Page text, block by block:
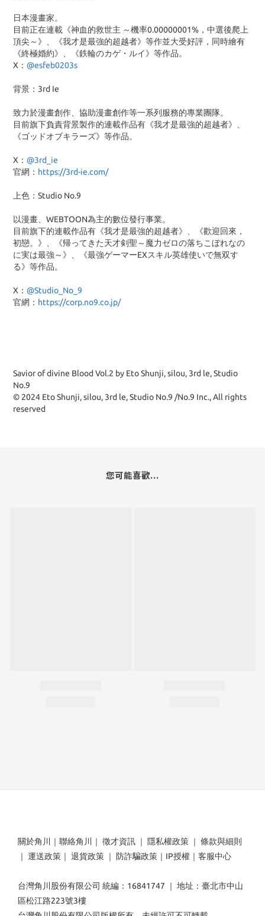
日本漫畫家。
目前正在連載《神血的救世主 ～機率0.00000001%，中選後爬上
頂尖～》、《我才是最強的超越者》等作並大受好評，同時繪有
《終極婚約》、《鉄輪のカゲ・ルイ》等作品。
X： @esfeb0203s
背景：3rd Ie
致力於漫畫創作、協助漫畫創作等一系列服務的專業團隊。
目前旗下負責背景製作的連載作品有《我才是最強的超越者》、
《ゴッドオブキラーズ》等作品。
X： @3rd_ie
官網： https://3rd-ie.com/
上色：Studio No.9
以漫畫、WEBTOON為主的數位發行事業。
目前旗下的連載作品有《我才是最強的超越者》、《歡迎回來，
初戀。》、《帰ってきた天才剣聖～魔力ゼロの落ちこぼれなの
に実は最強～》、《最強ゲーマーEXスキル英雄使いで無双す
る》等作品。
X： @Studio_No_9
官網： https://corp.no9.co.jp/
Savior of divine Blood Vol.2 by Eto Shunji, silou, 3rd le, Studio
No.9
© 2024 Eto Shunji, silou, 3rd le, Studio No.9 /No.9 Inc., All rights
reserved
您可能喜歡...
關於角川 ｜ 聯絡角川 ｜ 徵才資訊 ｜ 隱私權政策 ｜ 條款與細則
｜ 運送政策 ｜ 退貨政策 ｜ 防詐騙政策 ｜ IP授權 ｜ 客服中心
台灣角川股份有限公司 統編：16841747 ｜ 地址：臺北市中山
區松江路223號3樓